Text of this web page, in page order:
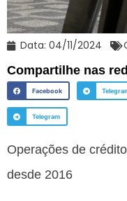
Data: 04/11/2024
Compartilhe nas
Facebook
Telegram
Operações de
desde 2016